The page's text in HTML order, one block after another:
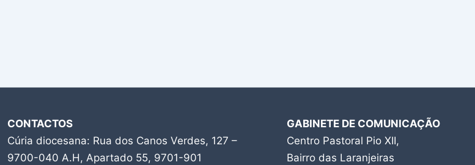
CONTACTOS
Cúria diocesana: Rua dos Canos Verdes, 127 –
9700-040 A.H, Apartado 55, 9701-901
GABINETE DE COMUNICAÇÃO
Centro Pastoral Pio XII,
Bairro das Laranjeiras